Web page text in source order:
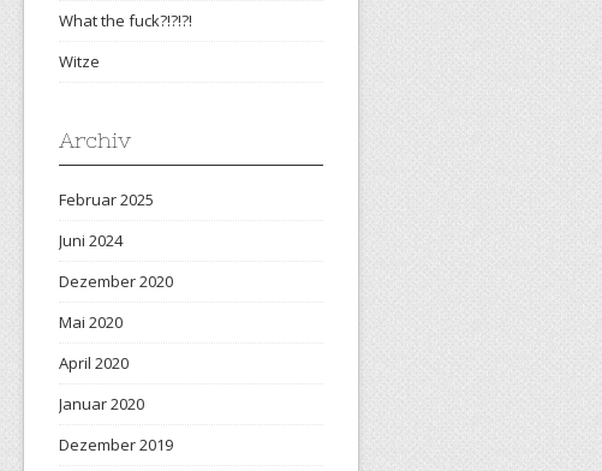
What the fuck?!?!?!
Witze
Archiv
Februar 2025
Juni 2024
Dezember 2020
Mai 2020
April 2020
Januar 2020
Dezember 2019